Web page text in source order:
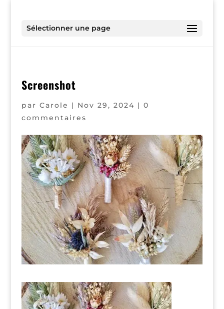
Sélectionner une page
Screenshot
par Carole | Nov 29, 2024 | 0
commentaires